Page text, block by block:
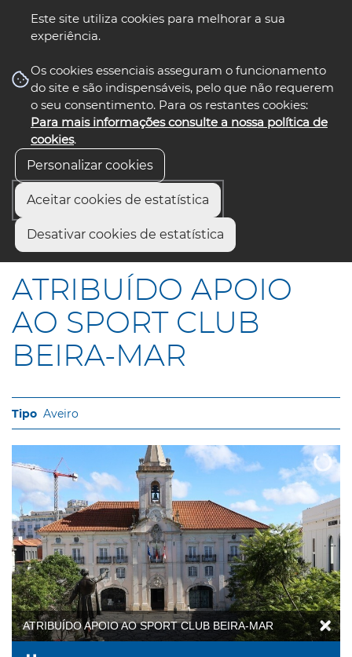
Este site utiliza cookies para melhorar a sua
experiência.
Os cookies essenciais asseguram o funcionamento
do site e são indispensáveis, pelo que não requerem
o seu consentimento. Para os restantes cookies:
Para mais informações consulte a nossa política de
cookies.
Personalizar cookies
Aceitar cookies de estatística
Desativar cookies de estatística
nos select language
Início
ATRIBUÍDO APOIO AO SPORT CLUB BEIRA-MAR
ATRIBUÍDO APOIO
AO SPORT CLUB
BEIRA-MAR
Aveiro
ATRIBUÍDO APOIO AO SPORT CLUB BEIRA-MAR